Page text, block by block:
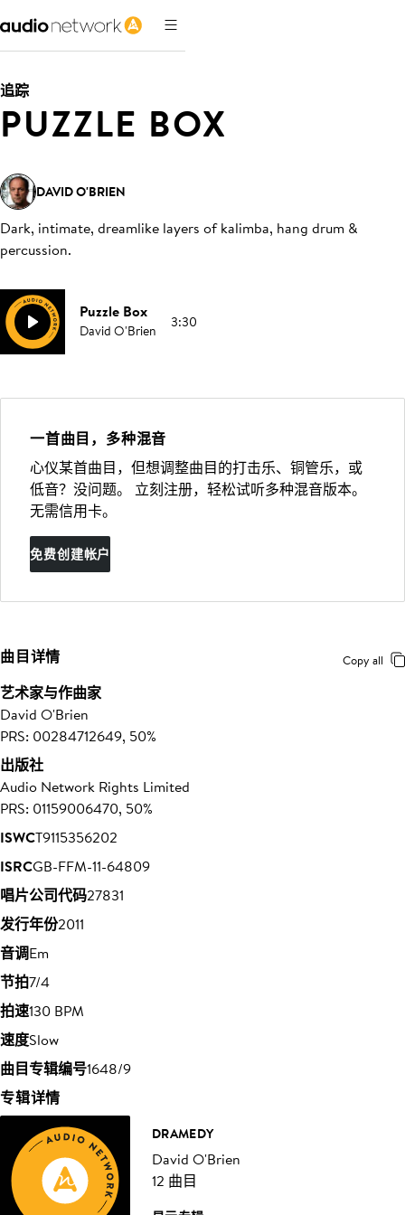
追踪
PUZZLE BOX
DAVID O'BRIEN
Dark, intimate, dreamlike layers of kalimba, hang drum &
percussion.
Puzzle Box
David O'Brien 3:30
一首曲目，多种混音
心仪某首曲目，但想调整曲目的打击乐、铜管乐，或
低音？没问题。 立刻注册，轻松试听多种混音版本。
无需信用卡。
免费创建帐户
曲目详情 Copy all
艺术家与作曲家
David O'Brien
PRS: 00284712649, 50%
出版社
Audio Network Rights Limited
PRS: 01159006470, 50%
ISWCT9115356202
ISRCGB-FFM-11-64809
唱片公司代码27831
发行年份2011
音调Em
节拍7/4
拍速130 BPM
速度Slow
曲目专辑编号1648/9
专辑详情
DRAMEDY
David O'Brien
12 曲目